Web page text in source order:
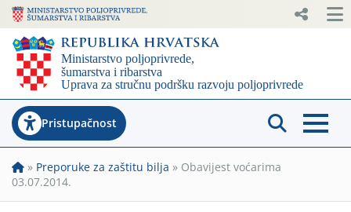
Pristupačnost
» Preporuke za zaštitu bilja » Obavijest voćarima
03.07.2014.